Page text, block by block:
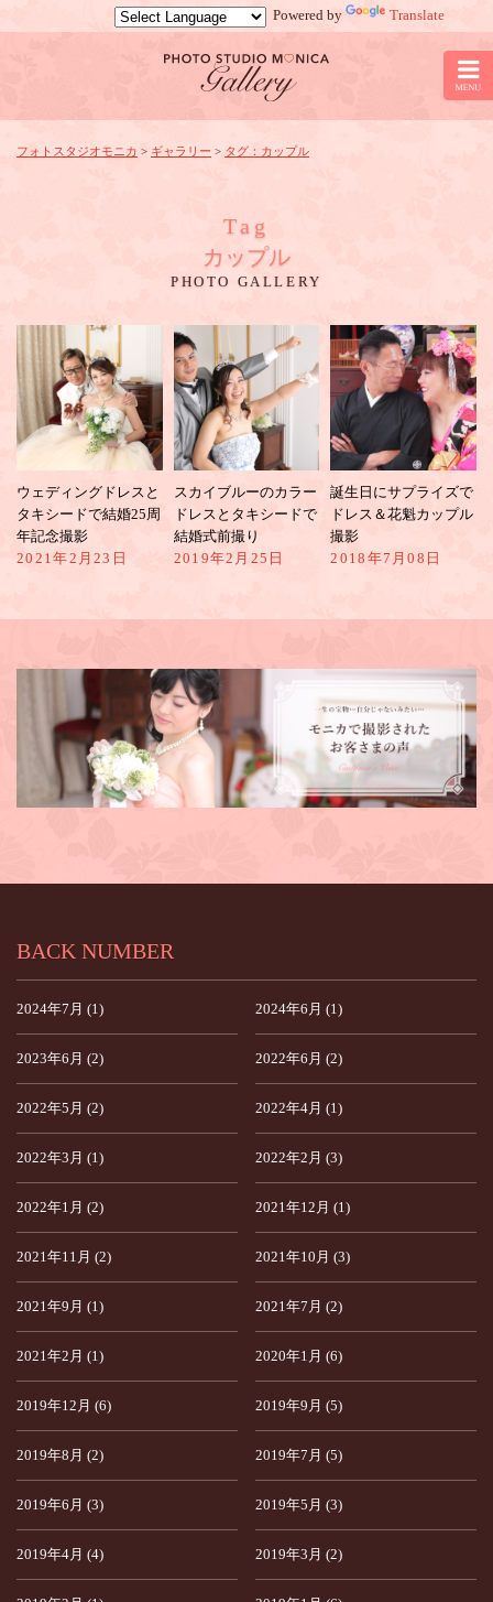
Powered by
Translate
フォトスタジオモニカ > ギャラリー > タグ：カップル
Tag
カップル
PHOTO GALLERY
ウェディングドレスと
タキシードで結婚25周
年記念撮影
2021年2月23日
スカイブルーのカラー
ドレスとタキシードで
結婚式前撮り
2019年2月25日
誕生日にサプライズで
ドレス＆花魁カップル
撮影
2018年7月08日
BACK NUMBER
2024年7月 (1) 2024年6月 (1)
2023年6月 (2) 2022年6月 (2)
2022年5月 (2) 2022年4月 (1)
2022年3月 (1) 2022年2月 (3)
2022年1月 (2) 2021年12月 (1)
2021年11月 (2) 2021年10月 (3)
2021年9月 (1) 2021年7月 (2)
2021年2月 (1) 2020年1月 (6)
2019年12月 (6) 2019年9月 (5)
2019年8月 (2) 2019年7月 (5)
2019年6月 (3) 2019年5月 (3)
2019年4月 (4) 2019年3月 (2)